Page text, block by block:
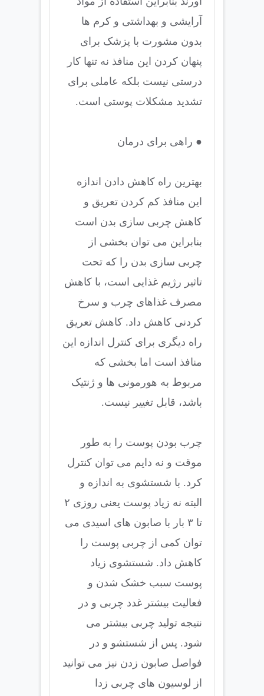
آرایشی و بهداشتی و کرم ها
بدون مشورت با پزشک برای
پنهان کردن این منافذ نه تنها کار
درستی نیست بلکه عاملی برای
تشدید مشکلات پوستی است.
● راهی برای درمان
بهترین راه کاهش دادن اندازه
این منافذ کم کردن تعریق و
کاهش چربی سازی بدن است
بنابراین می توان بخشی از
چربی سازی بدن را که تحت
تاثیر رژیم غذایی است، با کاهش
مصرف غذاهای چرب و سرخ
کردنی کاهش داد. کاهش تعریق
راه دیگری برای کنترل اندازه این
منافذ است اما بخشی که
مربوط به هورمونی ها و ژنتیک
باشد، قابل تغییر نیست.
چرب بودن پوست را به طور
موقت و نه دایم می توان کنترل
کرد. با شستشوی به اندازه و
البته نه زیاد پوست یعنی روزی ۲
تا ۳ بار با صابون های اسیدی می
توان کمی از چربی پوست را
کاهش داد. شستشوی زیاد
پوست سبب خشک شدن و
فعالیت بیشتر غدد چربی و در
نتیجه تولید چربی بیشتر می
شود. پس از شستشو و در
فواصل صابون زدن نیز می توانید
از لوسیون های چربی زدا